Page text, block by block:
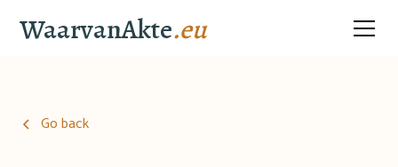
WaarvanAkte.eu
Go back